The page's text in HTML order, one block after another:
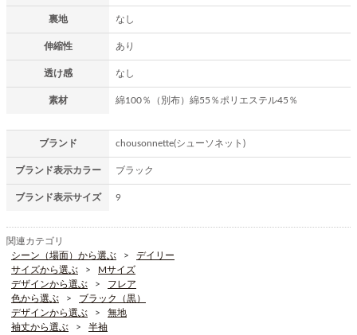
裏地 なし
伸縮性 あり
透け感 なし
素材 綿100％（別布）綿55％ポリエステル45％
ブランド chousonnette(シューソネット)
ブランド表示カラー ブラック
ブランド表示サイズ 9
関連カテゴリ
シーン（場面）から選ぶ
デイリー
サイズから選ぶ
Mサイズ
デザインから選ぶ
フレア
色から選ぶ
ブラック（黒）
デザインから選ぶ
無地
袖丈から選ぶ
半袖